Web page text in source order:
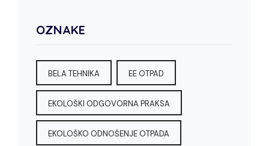
OZNAKE
BELA TEHNIKA EE OTPAD
EKOLOŠKI ODGOVORNA PRAKSA
EKOLOŠKO ODNOŠENJE OTPADA